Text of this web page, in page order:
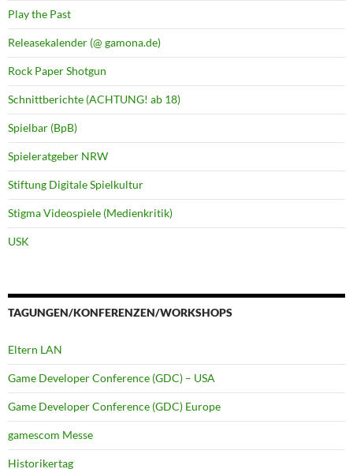
Play the Past
Releasekalender (@ gamona.de)
Rock Paper Shotgun
Schnittberichte (ACHTUNG! ab 18)
Spielbar (BpB)
Spieleratgeber NRW
Stiftung Digitale Spielkultur
Stigma Videospiele (Medienkritik)
USK
TAGUNGEN/KONFERENZEN/WORKSHOPS
Eltern LAN
Game Developer Conference (GDC) – USA
Game Developer Conference (GDC) Europe
gamescom Messe
Historikertag